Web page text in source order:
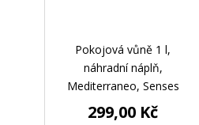
Pokojová vůně 1 l,
náhradní náplň,
Mediterraneo, Senses
299,00 Kč